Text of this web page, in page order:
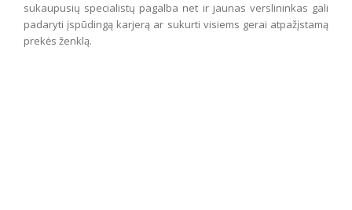
sukaupusių specialistų pagalba net ir jaunas verslininkas gali
padaryti įspūdingą karjerą ar sukurti visiems gerai atpažįstamą
prekės ženklą.